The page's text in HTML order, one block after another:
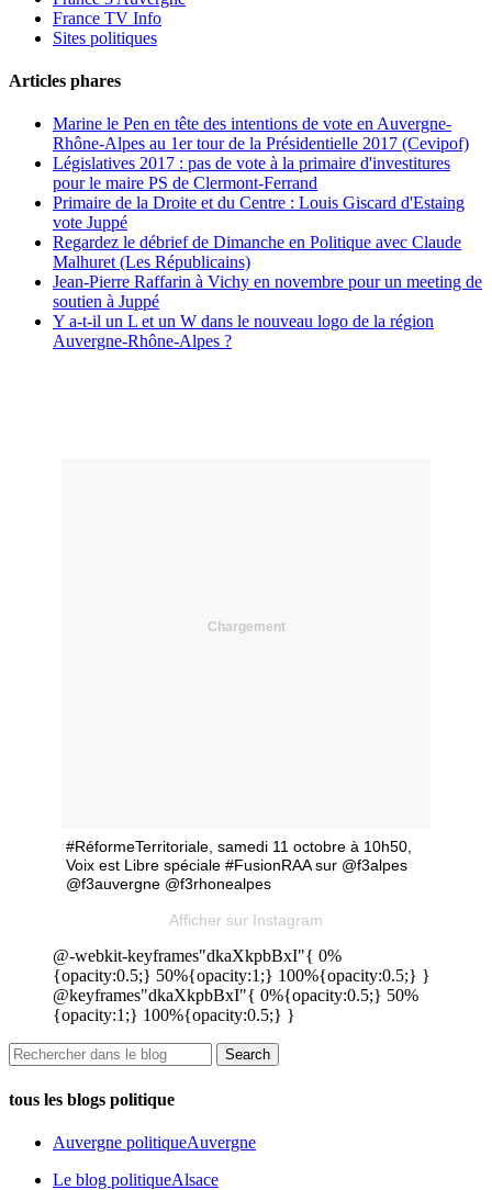
France TV Info
Sites politiques
Articles phares
Marine le Pen en tête des intentions de vote en Auvergne-
Rhône-Alpes au 1er tour de la Présidentielle 2017 (Cevipof)
Législatives 2017 : pas de vote à la primaire d'investitures
pour le maire PS de Clermont-Ferrand
Primaire de la Droite et du Centre : Louis Giscard d'Estaing
vote Juppé
Regardez le débrief de Dimanche en Politique avec Claude
Malhuret (Les Républicains)
Jean-Pierre Raffarin à Vichy en novembre pour un meeting de
soutien à Juppé
Y a-t-il un L et un W dans le nouveau logo de la région
Auvergne-Rhône-Alpes ?
Chargement
#RéformeTerritoriale, samedi 11 octobre à 10h50,
Voix est Libre spéciale #FusionRAA sur @f3alpes
@f3auvergne @f3rhonealpes
Afficher sur Instagram
@-webkit-keyframes"dkaXkpbBxI"{ 0%
{opacity:0.5;} 50%{opacity:1;} 100%{opacity:0.5;} }
@keyframes"dkaXkpbBxI"{ 0%{opacity:0.5;} 50%
{opacity:1;} 100%{opacity:0.5;} }
tous les blogs politique
Auvergne politiqueAuvergne
Le blog politiqueAlsace